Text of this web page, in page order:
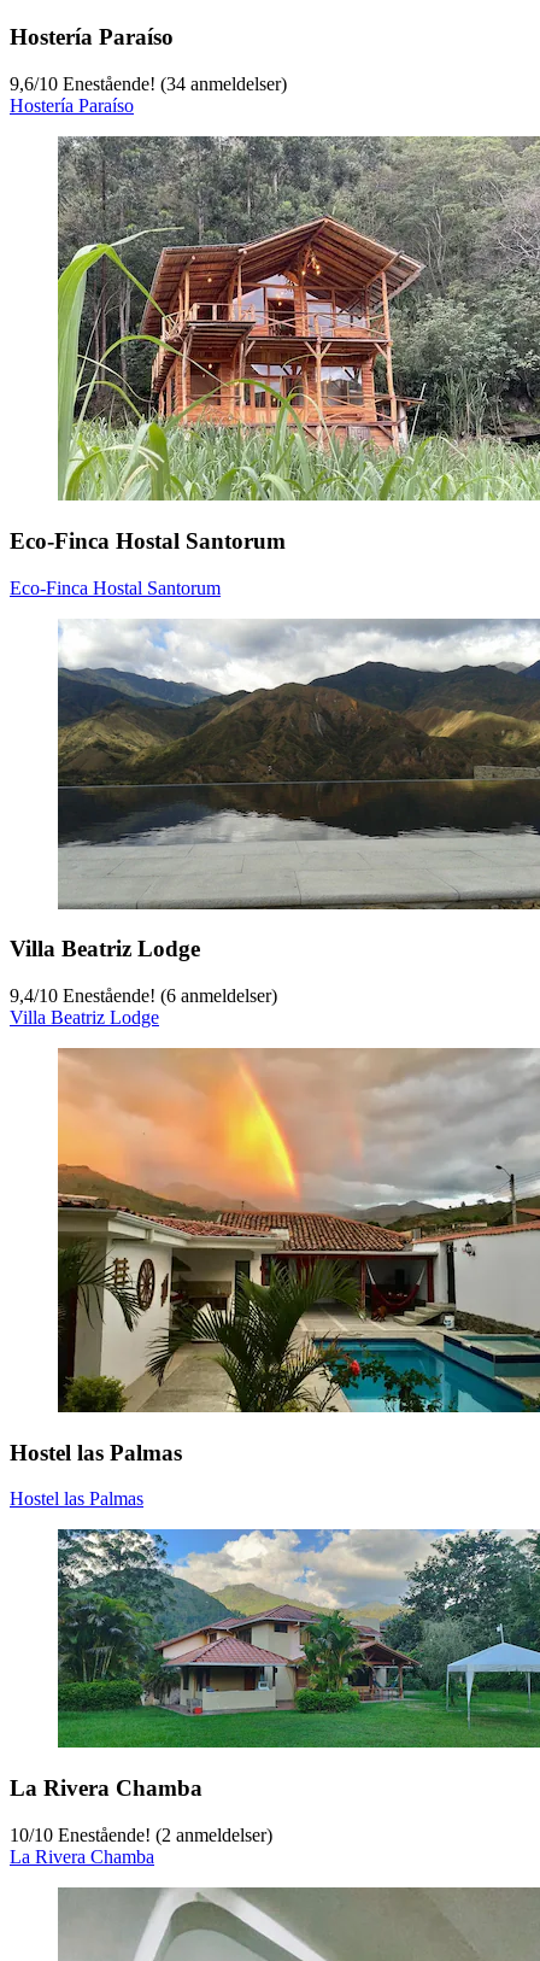
Hostería Paraíso
9,6/10 Enestående! (34 anmeldelser)
Hostería Paraíso
Eco-Finca Hostal Santorum
Eco-Finca Hostal Santorum
Villa Beatriz Lodge
9,4/10 Enestående! (6 anmeldelser)
Villa Beatriz Lodge
Hostel las Palmas
Hostel las Palmas
La Rivera Chamba
10/10 Enestående! (2 anmeldelser)
La Rivera Chamba